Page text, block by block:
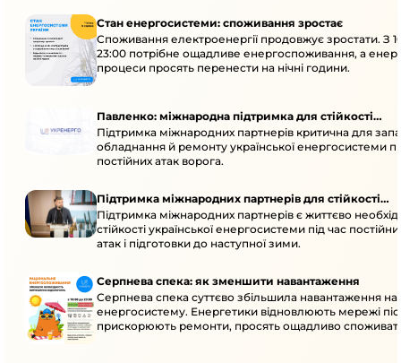
Стан енергосистеми: споживання зростає
Споживання електроенергії продовжує зростати. З
23:00 потрібне ощадливе енергоспоживання, а
процеси просять перенести на нічні години.
Павленко: міжнародна підтримка для стійкості
енергосистеми
Підтримка міжнародних партнерів критична для
обладнання й ремонту української енергосистеми
постійних атак ворога.
Підтримка міжнародних партнерів для стійкості
енергосистеми
Підтримка міжнародних партнерів є життєво
стійкості української енергосистеми під час
атак і підготовки до наступної зими.
Серпнева спека: як зменшити навантаження
Серпнева спека суттєво збільшила навантаження на
енергосистему. Енергетики відновлюють мережі
прискорюють ремонти, просять ощадливо